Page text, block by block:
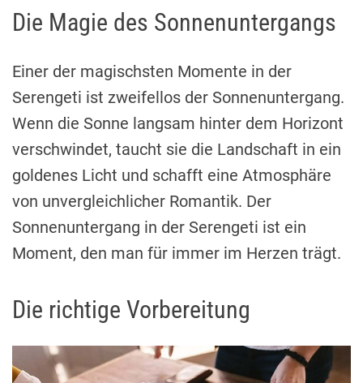
Die Magie des Sonnenuntergangs
Einer der magischsten Momente in der
Serengeti ist zweifellos der Sonnenuntergang.
Wenn die Sonne langsam hinter dem Horizont
verschwindet, taucht sie die Landschaft in ein
goldenes Licht und schafft eine Atmosphäre
von unvergleichlicher Romantik. Der
Sonnenuntergang in der Serengeti ist ein
Moment, den man für immer im Herzen trägt.
Die richtige Vorbereitung